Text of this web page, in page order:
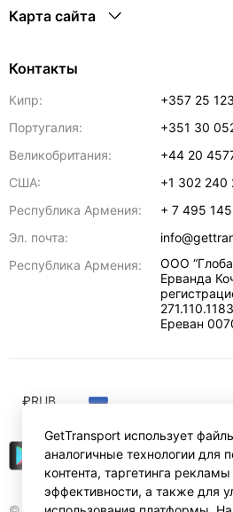
Карта сайта
Контакты
Кипр:
+357 25
Португалия:
+351 30
Великобритания:
+44 20
США:
+1 302 240
Республика Армения:
+ 7 495
Эл. почта:
Республика Армения:
ООО
Ерванда
Ереван
₽RUB
GetTransport использует
аналогичные технологии для
контента, таргетинга
эффективности, а также для